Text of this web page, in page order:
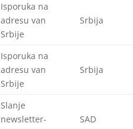
Isporuka na
adresu van
Srbije
Srbija
Isporuka na
adresu van
Srbije
Srbija
Slanje
newsletter-
SAD